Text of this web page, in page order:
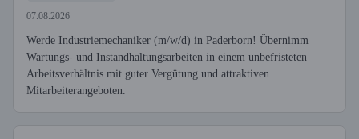
07.08.2026
Werde Industriemechaniker (m/w/d) in Paderborn! Übernimm
Wartungs- und Instandhaltungsarbeiten in einem unbefristeten
Arbeitsverhältnis mit guter Vergütung und attraktiven
Mitarbeiterangeboten.